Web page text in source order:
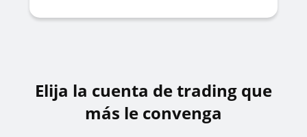
Elija la cuenta de trading que
más le convenga